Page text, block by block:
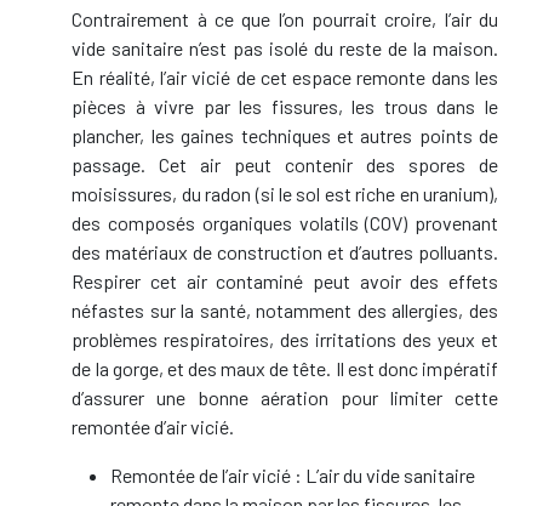
Contrairement à ce que l’on pourrait croire, l’air du
vide sanitaire n’est pas isolé du reste de la maison.
En réalité, l’air vicié de cet espace remonte dans les
pièces à vivre par les fissures, les trous dans le
plancher, les gaines techniques et autres points de
passage. Cet air peut contenir des spores de
moisissures, du radon (si le sol est riche en uranium),
des composés organiques volatils (COV) provenant
des matériaux de construction et d’autres polluants.
Respirer cet air contaminé peut avoir des effets
néfastes sur la santé, notamment des allergies, des
problèmes respiratoires, des irritations des yeux et
de la gorge, et des maux de tête. Il est donc impératif
d’assurer une bonne aération pour limiter cette
remontée d’air vicié.
Remontée de l’air vicié : L’air du vide sanitaire